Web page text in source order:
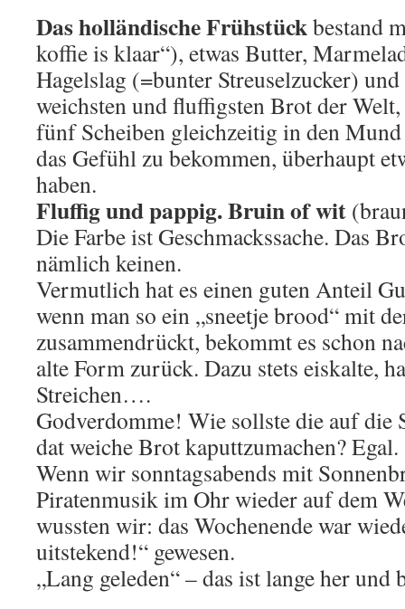
Das holländische Frühstückbestand
koffie is klaar“), etwas Butter,
Hagelslag (=bunter Streuselzucker)
weichsten und fluffigsten Brot der
fünf Scheiben gleichzeitig in den Mund
das Gefühl zu bekommen, überhaupt
haben.
Fluffig und pappig. Bruin of wit
Die Farbe ist Geschmackssache. Das
nämlich keinen.
Vermutlich hat es einen guten Anteil
wenn man so ein „sneetje brood“ mit
zusammendrückt, bekommt es schon
alte Form zurück. Dazu stets eiskalte,
Streichen….
Godverdomme! Wie sollste die auf die
dat weiche Brot kaputtzumachen? Egal.
Wenn wir sonntagsabends mit
Piratenmusik im Ohr wieder auf dem
wussten wir: das Wochenende war
uitstekend!“ gewesen.
„Lang geleden“ – das ist lange her und